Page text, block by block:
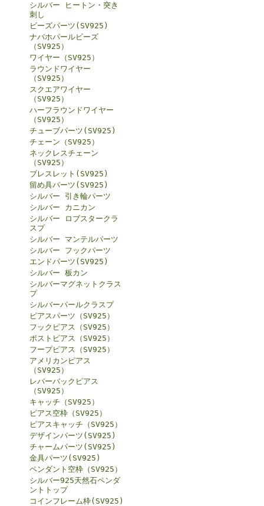
シルバー ヒートン・突き
刺し
ビーズパーツ(SV925)
ナバホパールビーズ
（SV925）
ワイヤー（SV925）
ラウンドワイヤー
（SV925）
スクエアワイヤー
（SV925）
ハーフラウンドワイヤー
（SV925）
チューブパーツ(SV925)
チェーン（SV925）
ネックレスチェーン
（SV925）
ブレスレット(SV925)
留め具パーツ(SV925)
シルバー 引き輪パーツ
シルバー カニカン
シルバー ロブスタークラ
スプ
シルバー マンテルパーツ
シルバー フックパーツ
エンドパーツ(SV925)
シルバー 板カン
シルバーマグネットクラス
プ
シルバーパールクラスプ
ピアスパーツ（SV925）
フックピアス（SV925）
ポストピアス（SV925）
フープピアス（SV925）
アメリカンピアス
（SV925）
レバーバックピアス
（SV925）
キャッチ（SV925）
ピアス空枠（SV925）
ピアスキャッチ（SV925）
デザインパーツ(SV925)
チャームパーツ(SV925)
金具パーツ(SV925)
ペンダント空枠（SV925）
シルバー925天然石ペンダ
ントトップ
コインフレーム枠(SV925)